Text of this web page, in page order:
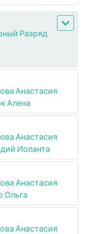
Разряд
Анастасия
Алена
Анастасия
Иоланта
Анастасия
Ольга
Анастасия